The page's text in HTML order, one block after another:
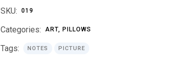
SKU: 019
Categories: ART, PILLOWS
Tags: NOTES PICTURE